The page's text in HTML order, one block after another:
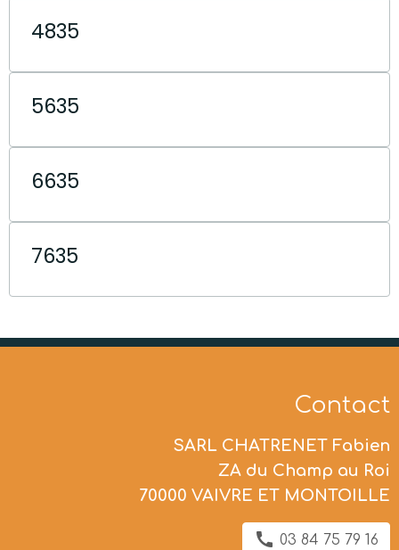
4835
5635
6635
7635
Contact
SARL CHATRENET Fabien
ZA du Champ au Roi
70000 VAIVRE ET MONTOILLE
03 84 75 79 16